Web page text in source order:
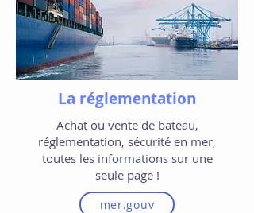
La réglementation
Achat ou vente de bateau,
réglementation, sécurité en mer,
toutes les informations sur une
seule page !
mer.gouv